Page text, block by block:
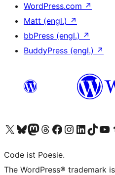
WordPress.com ↗
Matt (engl.) ↗
bbPress (engl.) ↗
BuddyPress (engl.) ↗
Unser X-Konto (früher Twitter) besuchen
Unser Bluesky-Konto besuchen
Unser Mastodon-Konto besuchen
Unser Threads-Konto besuchen
Unsere Facebook-Seite besuchen
Unser Instagram-Konto
Unser LinkedIn-Konto
Unser TikTok-
Unseren
Code ist Poesie.
The WordPress® trademark